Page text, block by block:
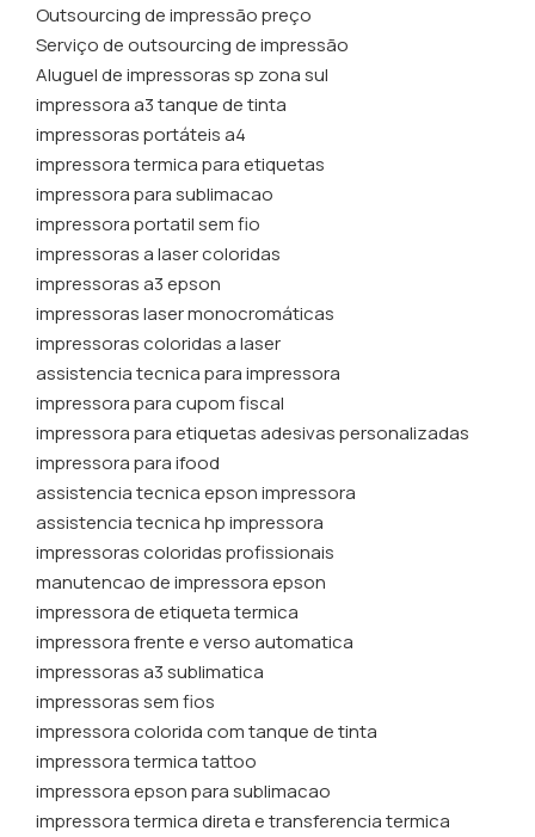
Outsourcing de impressão preço
Serviço de outsourcing de impressão
Aluguel de impressoras sp zona sul
impressora a3 tanque de tinta​
impressoras portáteis a4​
impressora termica para etiquetas​
impressora para sublimacao​
impressora portatil sem fio​
impressoras a laser coloridas​
impressoras a3 epson​
impressoras laser monocromáticas​
impressoras coloridas a laser​
assistencia tecnica para impressora
impressora para cupom fiscal​
impressora para etiquetas adesivas personalizadas
impressora para ifood​
assistencia tecnica epson impressora
assistencia tecnica hp impressora​
impressoras coloridas profissionais​
manutencao de impressora epson​
impressora de etiqueta termica
impressora frente e verso automatica
impressoras a3 sublimatica​
impressoras sem fios​
impressora colorida com tanque de tinta​
impressora termica tattoo
impressora epson para sublimacao
impressora termica direta e transferencia termica